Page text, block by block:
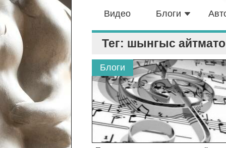
Видео Блоги
Тег: шынгыс
Блоги